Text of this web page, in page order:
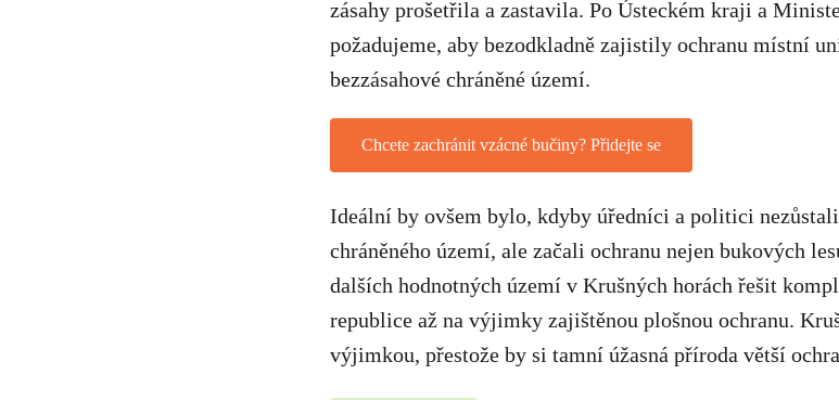
zásahy prošetřila a zastavila. Po Ústeckém kraji a
požadujeme, aby bezodkladně zajistily ochranu místní
bezzásahové chráněné území.
Chcete zachránit vzácné bučiny? Přidejte se
Ideální by ovšem bylo, kdyby úředníci a politici
chráněného území, ale začali ochranu nejen bukových
dalších hodnotných území v Krušných horách řešit
republice až na výjimky zajištěnou plošnou ochranu.
výjimkou, přestože by si tamní úžasná příroda větší